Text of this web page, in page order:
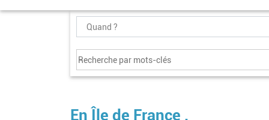
En Île de France ,